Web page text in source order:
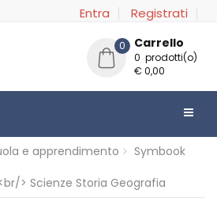
Entra Registrati
0 Carrello
0 prodotti(o)
€ 0,00
e apprendimento
Symbook
> Scienze Storia Geografia